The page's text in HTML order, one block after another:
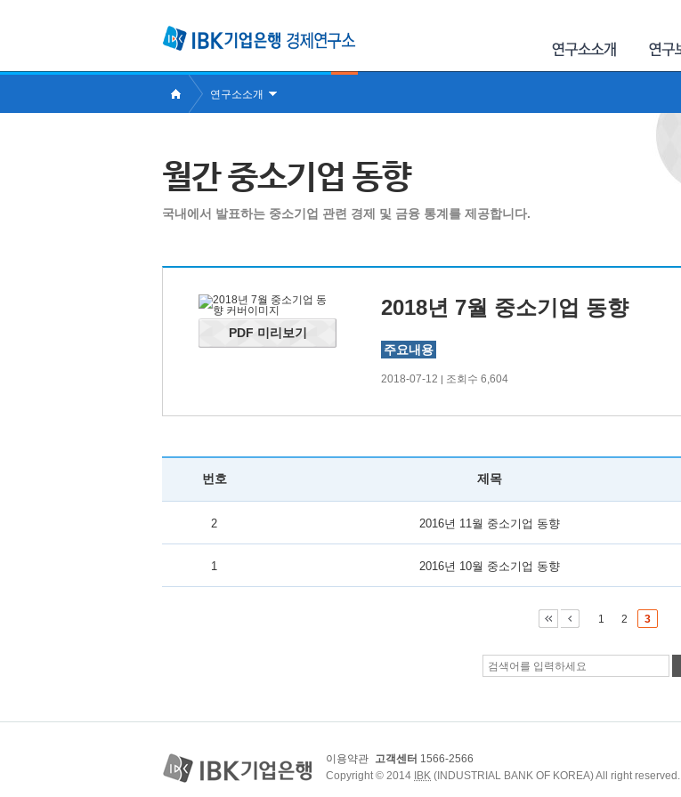
연구소소개
월간 중소기업 동향
국내에서 발표하는 중소기업 관련 경제 및 금융 통계를 제공합니다.
PDF 미리보기
2018년 7월 중소기업 동향
주요내용
2018-07-12 | 조회수 6,604
번호 제목
2 2016년 11월 중소기업 동향
1 2016년 10월 중소기업 동향
1 2 3
이용약관 고객센터 1566-2566
Copyright © 2014 IBK (INDUSTRIAL BANK OF KOREA)All right reserved.